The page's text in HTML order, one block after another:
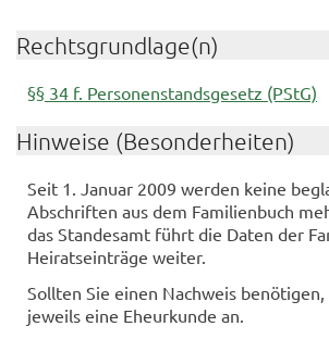
Rechtsgrundlage(n)
§§ 34 f. Personenstandsgesetz (PStG)
Hinweise (Besonderheiten)
Seit 1. Januar 2009 werden keine
Abschriften aus dem Familienbuch
das Standesamt führt die Daten der
Heiratseinträge weiter.
Sollten Sie einen Nachweis
jeweils eine Eheurkunde an.